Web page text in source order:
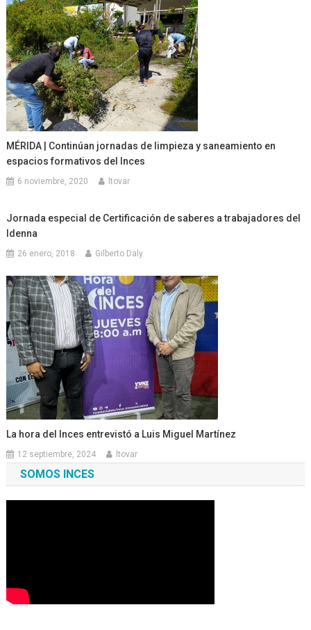
MÉRIDA | Continúan jornadas de limpieza y saneamiento en
espacios formativos del Inces
6 noviembre, 2020 ltovar
Jornada especial de Certificación de saberes a trabajadores del
Idenna
26 enero, 2018 Gilberto Daly
La hora del Inces entrevistó a Luis Miguel Martínez
12 septiembre, 2024 ltovar
SOMOS INCES